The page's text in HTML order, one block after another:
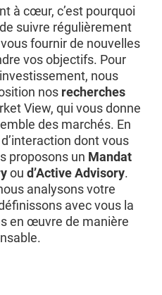
à cœur, c’est pourquoi
suivre régulièrement
fournir de nouvelles
vos objectifs. Pour
nous
nos recherches
View, qui vous donne
des marchés. En
dont vous
proposons un Mandat
ou d’Active Advisory.
analysons votre
avec vous la
en œuvre de manière